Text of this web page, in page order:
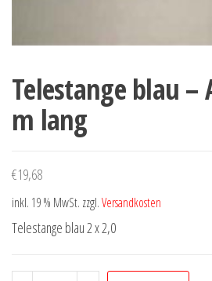
Telestange blau –
m lang
€19,68
inkl. 19 % MwSt. zzgl.Versandkosten
Telestange blau 2 x 2,0